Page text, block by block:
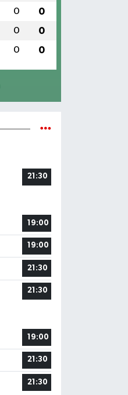
0 0
0 0
0 0
21:30
19:00
19:00
21:30
21:30
19:00
21:30
21:30